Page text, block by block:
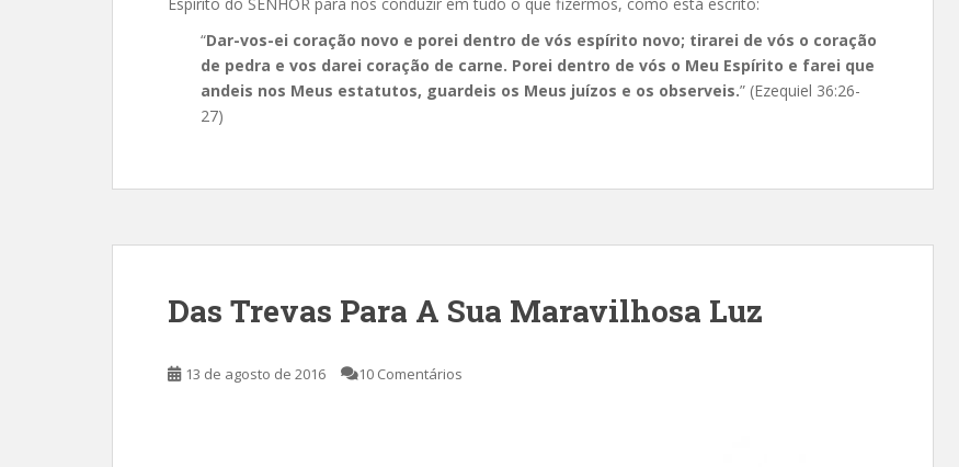
“Dar-vos-ei coração novo e porei dentro de vós espírito novo; tirarei de vós o coração
de pedra e vos darei coração de carne. Porei dentro de vós o Meu Espírito e farei que
andeis nos Meus estatutos, guardeis os Meus juízos e os observeis.” (Ezequiel 36:26-
27)
Das Trevas Para A Sua Maravilhosa Luz
13 de agosto de 2016 10 Comentários